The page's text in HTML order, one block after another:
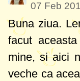
07 Feb
Buna ziua.
facut
mine, si aici
veche ca